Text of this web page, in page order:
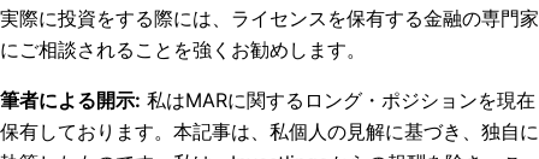
実際に投資をする際には、ライセンスを保有する金融の専門家
にご相談されることを強くお勧めします。
筆者による開示: 私はMARに関するロング・ポジションを現在
保有しております。 本記事は、私個人の見解に基づき、独自に